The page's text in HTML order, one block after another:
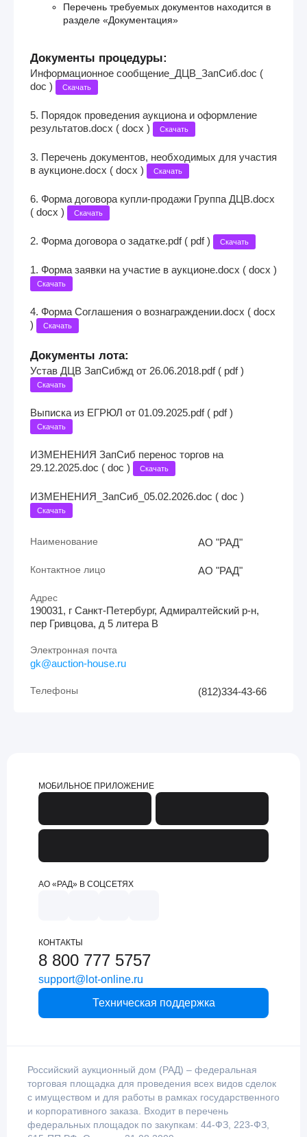
Перечень требуемых документов находится в
разделе «Документация»
Документы процедуры:
Информационное сообщение_ДЦВ_ЗапСиб.doc (
doc )
Скачать
5. Порядок проведения аукциона и оформление
результатов.docx ( docx )
Скачать
3. Перечень документов, необходимых для участия
в аукционе.docx ( docx )
Скачать
6. Форма договора купли-продажи Группа ДЦВ.docx
( docx )
Скачать
2. Форма договора о задатке.pdf ( pdf ) Скачать
1. Форма заявки на участие в аукционе.docx ( docx )
Скачать
4. Форма Соглашения о вознаграждении.docx ( docx
)
Скачать
Документы лота:
Устав ДЦВ ЗапСибжд от 26.06.2018.pdf ( pdf )
Скачать
Выписка из ЕГРЮЛ от 01.09.2025.pdf ( pdf )
Скачать
ИЗМЕНЕНИЯ ЗапСиб перенос торгов на
29.12.2025.doc ( doc )
Скачать
ИЗМЕНЕНИЯ_ЗапСиб_05.02.2026.doc ( doc )
Скачать
Наименование АО "РАД"
Контактное лицо АО "РАД"
Адрес
190031, г Санкт-Петербург, Адмиралтейский р-н,
пер Гривцова, д 5 литера В
Электронная почта
gk@auction-house.ru
Телефоны (812)334-43-66
МОБИЛЬНОЕ ПРИЛОЖЕНИЕ
АО «РАД» В СОЦСЕТЯХ
КОНТАКТЫ
8 800 777 5757
support@lot-online.ru
Техническая поддержка
Российский аукционный дом (РАД) – федеральная
торговая площадка для проведения всех видов сделок
с имуществом и для работы в рамках государственного
и корпоративного заказа. Входит в перечень
федеральных площадок по закупкам: 44-ФЗ, 223-ФЗ,